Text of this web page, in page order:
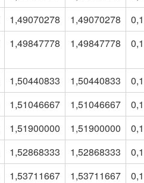
1,49070278 1,49070278
1,49847778 1,49847778
1,50440833 1,50440833
1,51046667 1,51046667
1,51900000 1,51900000
1,52868333 1,52868333
1,53711667 1,53711667